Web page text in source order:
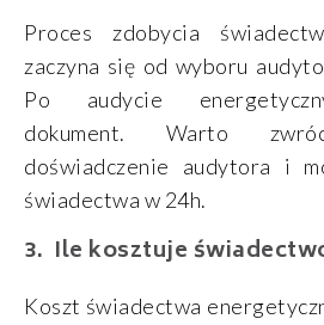
Proces zdobycia
zaczyna się od wyboru
Po audycie
dokument. Warto
doświadczenie audytora i
świadectwa w 24h.
Ile kosztuje
Koszt świadectwa